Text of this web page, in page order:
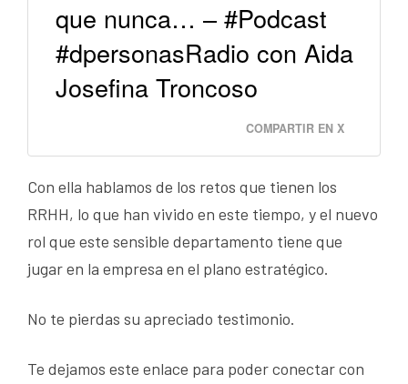
que nunca… – #Podcast
#dpersonasRadio con Aida
Josefina Troncoso
COMPARTIR EN X
Con ella hablamos de los retos que tienen los
RRHH, lo que han vivido en este tiempo, y el nuevo
rol que este sensible departamento tiene que
jugar en la empresa en el plano estratégico.
No te pierdas su apreciado testimonio.
Te dejamos este enlace para poder conectar con